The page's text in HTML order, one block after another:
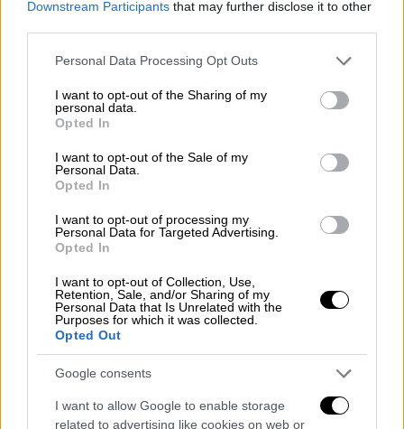
Downstream Participants that may further disclose it to other
Please note that this website/app uses one or more Google
not limited to your visit or usage behaviour. You may click to
grant or deny consent to Google and its third-party tags to
use your data for below specified purposes in below Google
consent section.
Personal Data Processing Opt Outs
I want to opt-out of the Sharing of my
personal data.
Opted In
I want to opt-out of the Sale of my
Personal Data.
Opted In
I want to opt-out of processing my
Personal Data for Targeted Advertising.
Opted In
I want to opt-out of Collection, Use,
Retention, Sale, and/or Sharing of my
Personal Data that Is Unrelated with the
Purposes for which it was collected.
Opted Out
Google consents
I want to allow Google to enable storage
related to advertising like cookies on web or
μια νέα και μεγαλύτερη διαμάχη με την ΕΕ, με
την οποία βρίσκεται σε συνεχή ένταση όσον
αφορά τις αξίες και βασικούς πολιτικούς
Η τουρκική αντίδραση και ο λόγος
Άγκυρα, αναγνωρίζοντας τον αποκλεισμό,
μέσω του ίδιου του προέδρου της. Ο Ρετζέπ
ΤαγίπΕρντογάν
Βουδαπέστη
, υπερασπίστηκε τη θέση του
ψευδοκράτους εντός του τουρκογενούς
κόσμου με αιχμές.
«Πιστεύουμε ότι μια οικογενειακή
φωτογραφία του τουρκογενή κόσμου χωρίς
την Τουρκική Δημοκρατία της Βόρειας